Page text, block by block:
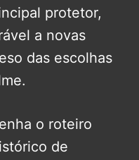
protetor,
a novas
das escolhas
o roteiro
de